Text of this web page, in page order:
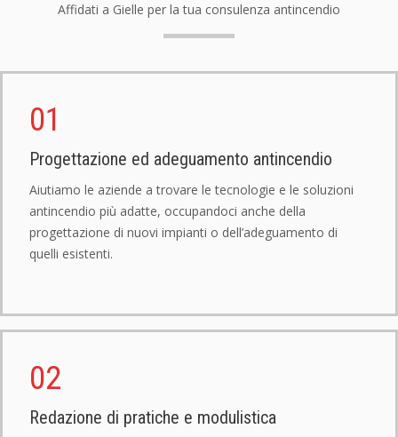
Affidati a Gielle per la tua consulenza antincendio
01
Progettazione ed adeguamento antincendio
Aiutiamo le aziende a trovare le tecnologie e le soluzioni
antincendio più adatte, occupandoci anche della
progettazione di nuovi impianti o dell’adeguamento di
quelli esistenti.
02
Redazione di pratiche e modulistica